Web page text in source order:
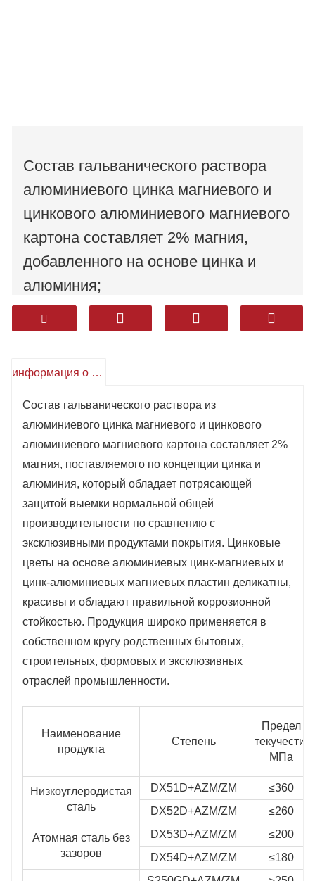
Состав гальванического раствора
алюминиевого цинка магниевого и
цинкового алюминиевого магниевого
картона составляет 2% магния,
добавленного на основе цинка и
алюминия;
Цинковые цветы на поверхности
алюминиевых цинк-магниевых и
пластин нежны, красивы и имеют
хорошую коррозионную стойкость.
Продукция широко используется в
бытовой технике, строительстве,
строительстве и других отраслях
промышленности.
информация о продукте
Состав гальванического раствора из
алюминиевого цинка магниевого и цинкового
алюминиевого магниевого картона составляет 2%
магния, поставляемого по концепции цинка и
алюминия, который обладает потрясающей
защитой выемки нормальной общей
производительности по сравнению с
эксклюзивными продуктами покрытия. Цинковые
цветы на основе алюминиевых цинк-магниевых и
цинк-алюминиевых магниевых пластин деликатны,
красивы и обладают правильной коррозионной
стойкостью. Продукция широко применяется в
собственном кругу родственных бытовых,
строительных, формовых и эксклюзивных
отраслей промышленности.
Наименование
продукта
Степень
Предел
текучести/
МПа
Низкоуглеродистая
сталь
DX51D+AZM/ZM
≤360
DX52D+AZM/ZM
≤260
Атомная сталь без
зазоров
DX53D+AZM/ZM
≤200
DX54D+AZM/ZM
≤180